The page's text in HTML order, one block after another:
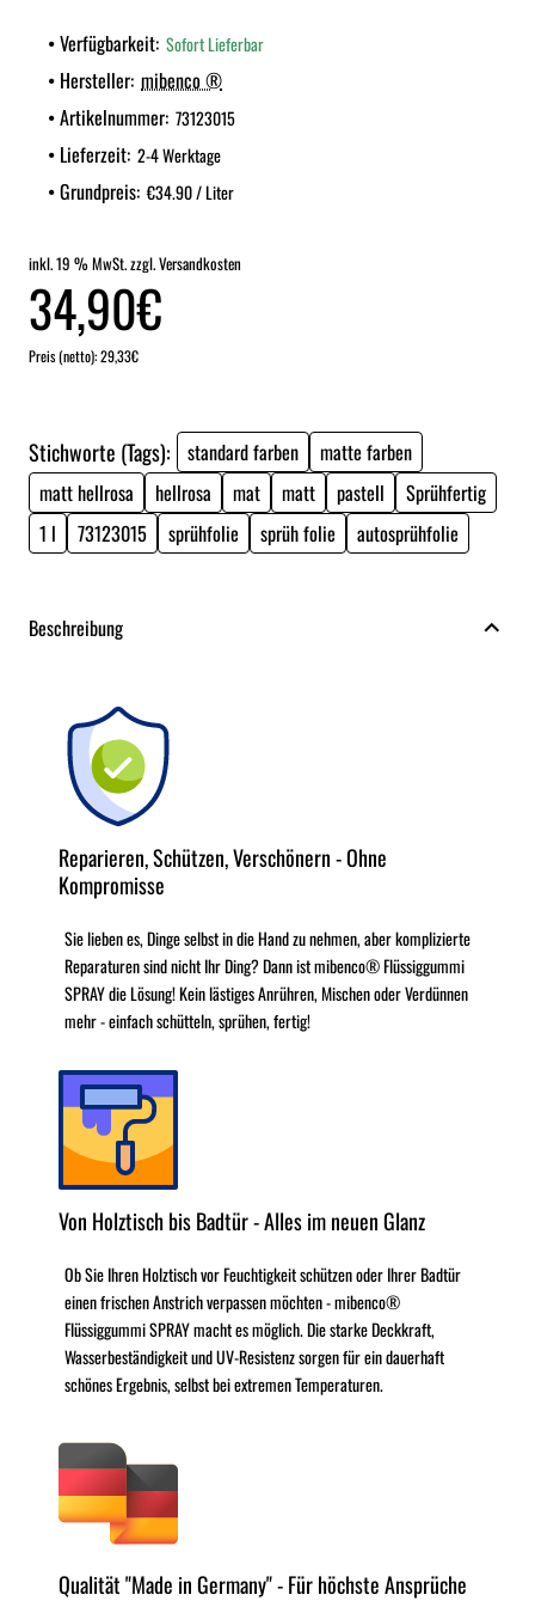
Verfügbarkeit: Sofort Lieferbar
Hersteller: mibenco ®
Artikelnummer: 73123015
Lieferzeit: 2-4 Werktage
Grundpreis: €34.90 / Liter
inkl. 19 % MwSt. zzgl. Versandkosten
34,90€
Preis (netto): 29,33€
Stichworte (Tags): standard farben
matte farben
matt hellrosa
hellrosa mat matt pastell
Sprühfertig
1 l
73123015 sprühfolie sprüh folie autosprühfolie
Beschreibung
Reparieren, Schützen, Verschönern - Ohne
Kompromisse
Sie lieben es, Dinge selbst in die Hand zu nehmen, aber komplizierte
Reparaturen sind nicht Ihr Ding? Dann ist mibenco® Flüssiggummi
SPRAY die Lösung! Kein lästiges Anrühren, Mischen oder Verdünnen
mehr - einfach schütteln, sprühen, fertig!
Von Holztisch bis Badtür - Alles im neuen Glanz
Ob Sie Ihren Holztisch vor Feuchtigkeit schützen oder Ihrer Badtür
einen frischen Anstrich verpassen möchten - mibenco®
Flüssiggummi SPRAY macht es möglich. Die starke Deckkraft,
Wasserbeständigkeit und UV-Resistenz sorgen für ein dauerhaft
schönes Ergebnis, selbst bei extremen Temperaturen.
Qualität "Made in Germany" - Für höchste Ansprüche